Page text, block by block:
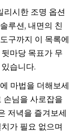
리시한 조명 옵션
루션, 내면의 친
구까지 이 목록에
마당 목표가 ​​무
습니다.
마법을 더해보세
손님을 사로잡을
저녁을 즐겨보세
가 필요 없으며